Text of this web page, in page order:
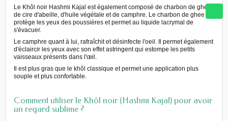
Le Khôl noir Hashmi Kajal est également composé de charbon de ghee,
de cire d'abeille, d'huile végétale et de camphre. Le charbon de ghee
protège les yeux des poussières et permet au liquide lacrymal de
s'évacuer.
Le camphre quant à lui, rafraîchit et désinfecte l'oeil. Il permet également
d'éclaircir les yeux avec son effet astringent qui estompe les petits
vaisseaux présents dans l'œil.
Il est plus gras que le khôl classique et permet une application plus
souple et plus confortable.
Comment utiliser le Khôl noir (Hashmi Kajal) pour avoir
un regard sublime ?